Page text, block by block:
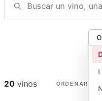
20 vinos ORDENAR